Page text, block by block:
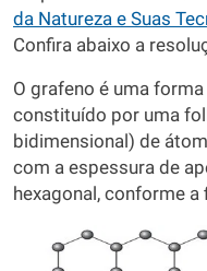
da Natureza e Suas
Confira abaixo a
O grafeno é uma
constituído por uma
bidimensional) de
com a espessura de
hexagonal, conforme a